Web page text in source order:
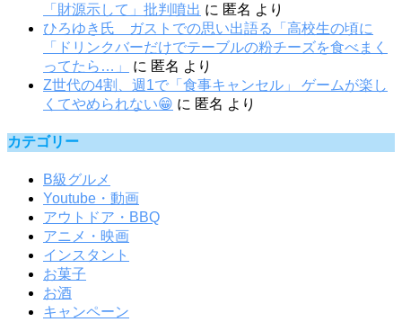
「財源示して」批判噴出 に 匿名 より
ひろゆき氏 ガストでの思い出語る「高校生の頃に
「ドリンクバーだけでテーブルの粉チーズを食べまく
ってたら…」
に 匿名 より
Z世代の4割、週1で「食事キャンセル」 ゲームが楽し
くてやめられない😁 に 匿名 より
カテゴリー
B級グルメ
Youtube・動画
アウトドア・BBQ
アニメ・映画
インスタント
お菓子
お酒
キャンペーン